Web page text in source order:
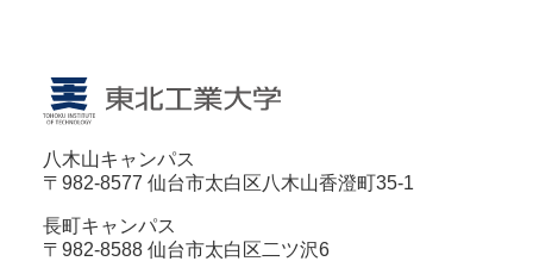
八木山キャンパス
〒982-8577 仙台市太白区八木山香澄町35-1
長町キャンパス
〒982-8588 仙台市太白区二ツ沢6